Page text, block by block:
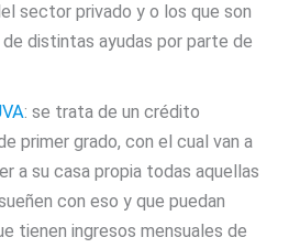
sector privado y o los que son
distintas ayudas por parte de
: se trata de un crédito
primer grado, con el cual van a
a su casa propia todas aquellas
con eso y que puedan
tienen ingresos mensuales de